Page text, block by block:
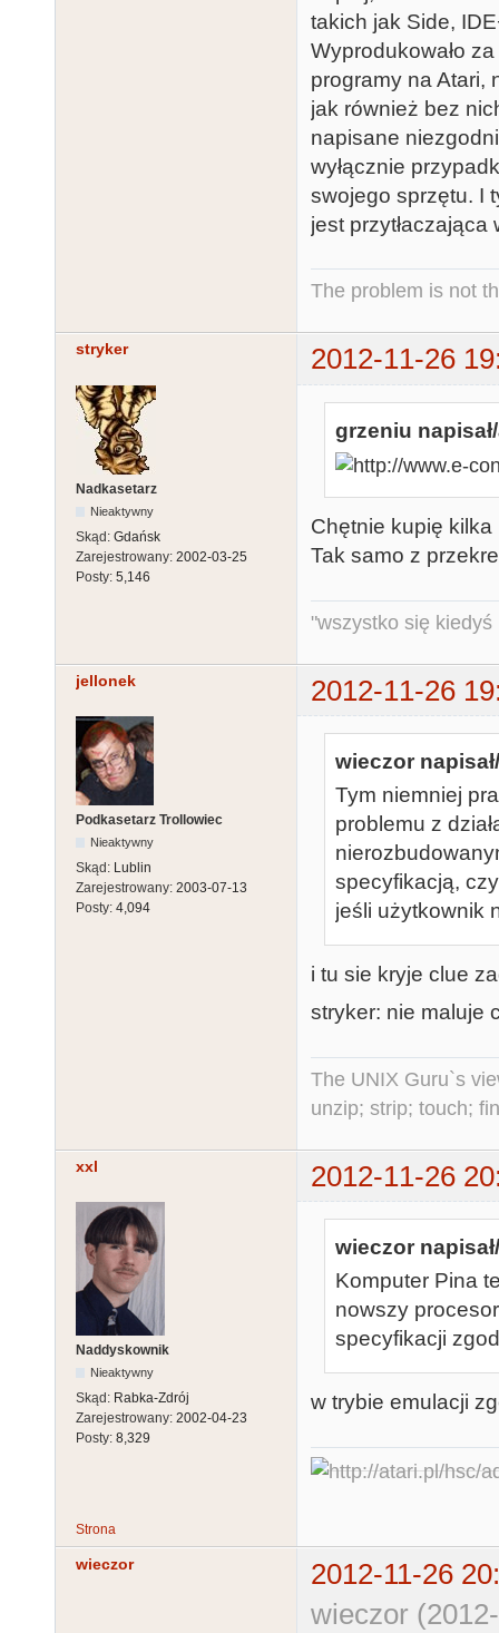
takich jak Side,
Wyprodukowało
programy na Atari,
jak również bez
napisane
wyłącznie
swojego sprzętu. I
jest przytłaczająca
The problem is not
stryker 2012-11-26
Nadkasetarz
Nieaktywny
Skąd: Gdańsk
Zarejestrowany: 2002-03-25
Posty: 5,146
grzeniu
Chętnie kupię kilka
Tak samo z
"wszystko się kiedyś
jellonek 2012-11-26
Podkasetarz Trollowiec
Nieaktywny
Skąd: Lublin
Zarejestrowany: 2003-07-13
Posty: 4,094
wieczor
Tym niemniej
problemu z
specyfikacją,
jeśli użytkownik
i tu sie kryje clue
stryker: nie maluje
The UNIX Guru`s
unzip; strip; touch;
xxl 2012-11-26
Naddyskownik
Nieaktywny
Skąd: Rabka-Zdrój
Zarejestrowany: 2002-04-23
Posty: 8,329
wieczor
Komputer Pina
nowszy
specyfikacji
w trybie emulacji
Strona
wieczor
2012-11-26
wieczor